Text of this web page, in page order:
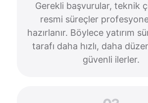
Gerekli başvurular, teknik
resmi süreçler
hazırlanır. Böylece yatırım
tarafı daha hızlı, daha
güvenli ilerler.